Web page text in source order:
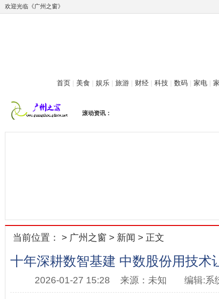
欢迎光临《广州之窗》
首页 | 美食 | 娱乐 | 旅游 | 财经 | 科技 | 数码 | 家电 |
滚动资讯：
当前位置： > 广州之窗 > 新闻 > 正文
十年深耕数智基建 中数股份用技术
2026-01-27 15:28 来源：未知 编辑:系